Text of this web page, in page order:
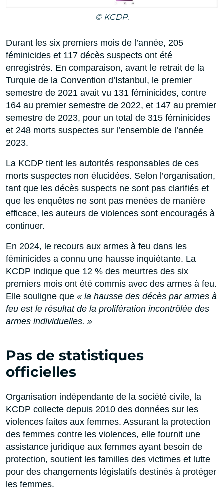
© KCDP.
Durant les six premiers mois de l’année, 205
féminicides et 117 décès suspects ont été
enregistrés. En comparaison, avant le retrait de la
Turquie de la Convention d’Istanbul, le premier
semestre de 2021 avait vu 131 féminicides, contre
164 au premier semestre de 2022, et 147 au premier
semestre de 2023, pour un total de 315 féminicides
et 248 morts suspectes sur l’ensemble de l’année
2023.
La KCDP tient les autorités responsables de ces
morts suspectes non élucidées. Selon l’organisation,
tant que les décès suspects ne sont pas clarifiés et
que les enquêtes ne sont pas menées de manière
efficace, les auteurs de violences sont encouragés à
continuer.
En 2024, le recours aux armes à feu dans les
féminicides a connu une hausse inquiétante. La
KCDP indique que 12 % des meurtres des six
premiers mois ont été commis avec des armes à feu.
Elle souligne que « la hausse des décès par armes à
feu est le résultat de la prolifération incontrôlée des
armes individuelles. »
Pas de statistiques
officielles
Organisation indépendante de la société civile, la
KCDP collecte depuis 2010 des données sur les
violences faites aux femmes. Assurant la protection
des femmes contre les violences, elle fournit une
assistance juridique aux femmes ayant besoin de
protection, soutient les familles des victimes et lutte
pour des changements législatifs destinés à protéger
les femmes.